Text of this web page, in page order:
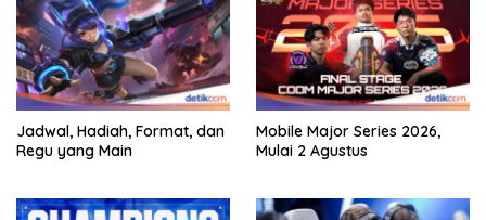
Jadwal, Hadiah, Format, dan
Regu yang Main
Mobile Major Series 2026,
Mulai 2 Agustus